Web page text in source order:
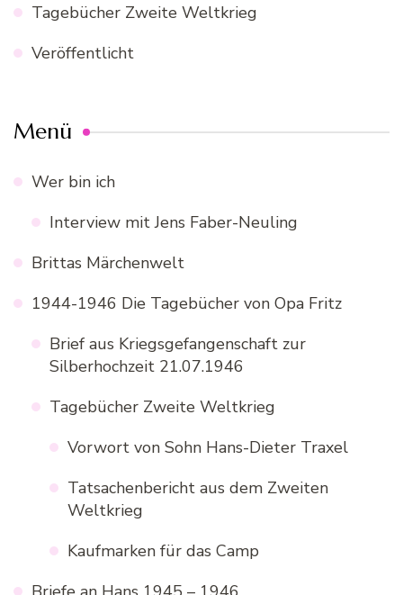
Tagebücher Zweite Weltkrieg
Veröffentlicht
Menü
Wer bin ich
Interview mit Jens Faber-Neuling
Brittas Märchenwelt
1944-1946 Die Tagebücher von Opa Fritz
Brief aus Kriegsgefangenschaft zur
Silberhochzeit 21.07.1946
Tagebücher Zweite Weltkrieg
Vorwort von Sohn Hans-Dieter Traxel
Tatsachenbericht aus dem Zweiten
Weltkrieg
Kaufmarken für das Camp